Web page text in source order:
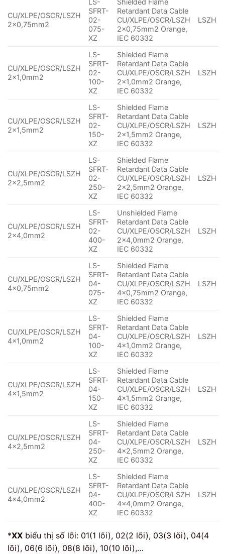
CU/XLPE/OSCR/LSZH
2×0,75mm2
LS-
SFRT-
02-
075-
XZ
Shielded Flame
Retardant Data Cable
CU/XLPE/OSCR/LSZH
2×0,75mm2 Orange,
IEC 60332
LSZH
CU/XLPE/OSCR/LSZH
2×1,0mm2
LS-
SFRT-
02-
100-
XZ
Shielded Flame
Retardant Data Cable
CU/XLPE/OSCR/LSZH
2×1,0mm2 Orange,
IEC 60332
LSZH
CU/XLPE/OSCR/LSZH
2×1,5mm2
LS-
SFRT-
02-
150-
XZ
Shielded Flame
Retardant Data Cable
CU/XLPE/OSCR/LSZH
2×1,5mm2 Orange,
IEC 60332
LSZH
CU/XLPE/OSCR/LSZH
2×2,5mm2
LS-
SFRT-
02-
250-
XZ
Shielded Flame
Retardant Data Cable
CU/XLPE/OSCR/LSZH
2×2,5mm2 Orange,
IEC 60332
LSZH
CU/XLPE/OSCR/LSZH
2×4,0mm2
LS-
SFRT-
02-
400-
XZ
Unshielded Flame
Retardant Data Cable
CU/XLPE/OSCR/LSZH
2×4,0mm2 Orange,
IEC 60332
LSZH
CU/XLPE/OSCR/LSZH
4×0,75mm2
LS-
SFRT-
04-
075-
XZ
Shielded Flame
Retardant Data Cable
CU/XLPE/OSCR/LSZH
4×0,75mm2 Orange,
IEC 60332
LSZH
CU/XLPE/OSCR/LSZH
4×1,0mm2
LS-
SFRT-
04-
100-
XZ
Shielded Flame
Retardant Data Cable
CU/XLPE/OSCR/LSZH
4×1,0mm2 Orange,
IEC 60332
LSZH
CU/XLPE/OSCR/LSZH
4×1,5mm2
LS-
SFRT-
04-
150-
XZ
Shielded Flame
Retardant Data Cable
CU/XLPE/OSCR/LSZH
4×1,5mm2 Orange,
IEC 60332
LSZH
CU/XLPE/OSCR/LSZH
4×2,5mm2
LS-
SFRT-
04-
250-
XZ
Shielded Flame
Retardant Data Cable
CU/XLPE/OSCR/LSZH
4×2,5mm2 Orange,
IEC 60332
LSZH
CU/XLPE/OSCR/LSZH
4×4,0mm2
LS-
SFRT-
04-
400-
XZ
Shielded Flame
Retardant Data Cable
CU/XLPE/OSCR/LSZH
4×4,0mm2 Orange,
IEC 60332
LSZH
*XX biểu thị số lõi: 01(1 lõi), 02(2 lõi), 03(3 lõi), 04(4
lõi), 06(6 lõi), 08(8 lõi), 10(10 lõi),…